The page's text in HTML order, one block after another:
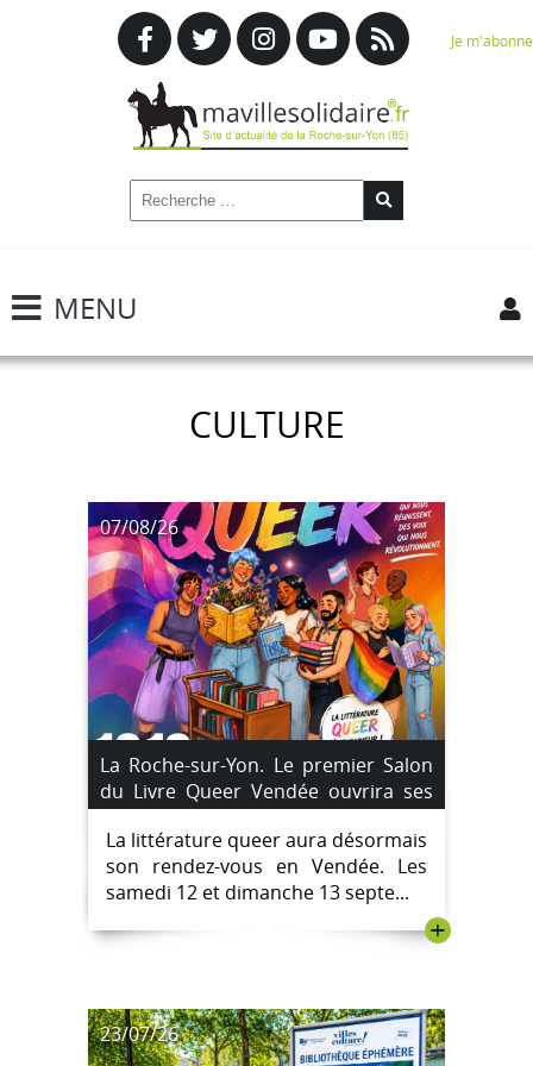
Je m'abonne
MENU
CULTURE
07/08/26
La Roche-sur-Yon. Le premier Salon
du Livre Queer Vendée ouvrira ses
portes aux Oudairies les 12 et 13
septembre 2026
La littérature queer aura désormais
son rendez-vous en Vendée. Les
samedi 12 et dimanche 13 septe...
+
23/07/26